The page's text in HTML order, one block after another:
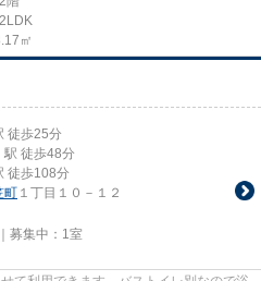
㎡
徒歩25分
駅 徒歩48分
徒歩108分
町 １丁目１０－１２
募集中： 1室